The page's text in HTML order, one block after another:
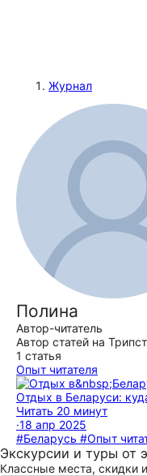
Журнал
Полина
Автор-читатель
Автор статей на
1 статья
Опыт читателя
Отдых в Беларуси:
Читать 20 минут
·18 апр 2025
#Беларусь #Опыт
Экскурсии и туры от
Классные места, скидки